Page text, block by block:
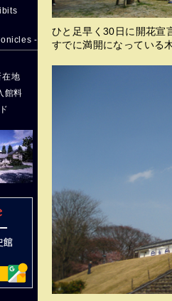
-
在地
館料
ひと足早く30日に開花宣
すでに満開になっている